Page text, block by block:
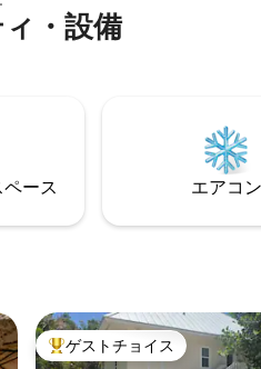
泊可能 - （キングサイズベッ
ン2台、ソファベッド） - バス
ドゲーム ★経験豊富なホスト
チェックイン、明確なコミュ
キャプティバの日の出と夕日
・設⁠備
ー⁠ス エアコン
大好評のゲストチョイスです
ゲストチョイス